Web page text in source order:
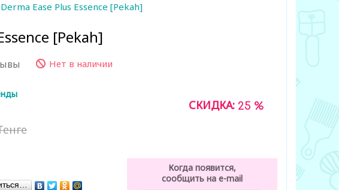
Derma Ease Plus Essence [Pekah]
[Pekah]
Нет в наличии
СКИДКА: 25 %
Когда появится,
сообщить на e-mail